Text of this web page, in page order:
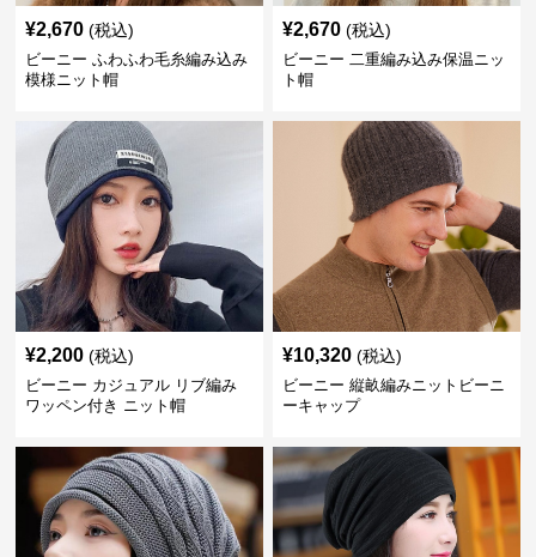
¥2,670 (税込)
ビーニー ふわふわ毛糸編み込み
模様ニット帽
¥2,670 (税込)
ビーニー 二重編み込み保温ニッ
ト帽
¥2,200 (税込)
ビーニー カジュアル リブ編み
ワッペン付き ニット帽
¥10,320 (税込)
ビーニー 縦畝編みニットビーニ
ーキャップ